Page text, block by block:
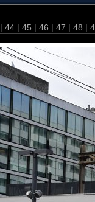
| 44 | 45 | 46 | 47 | 48 |